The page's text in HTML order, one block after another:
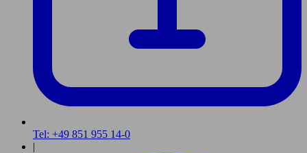
Tel: +49 851 955 14-0
|